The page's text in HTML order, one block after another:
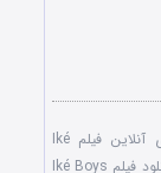
تماشای آنلاین فیلم Iké
دانلود فیلم Iké Boys